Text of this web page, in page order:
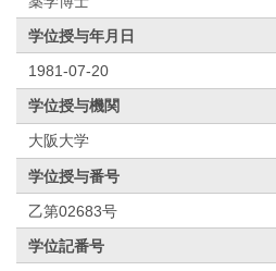
学位授与年月日
1981-07-20
学位授与機関
大阪大学
学位授与番号
乙第02683号
学位記番号